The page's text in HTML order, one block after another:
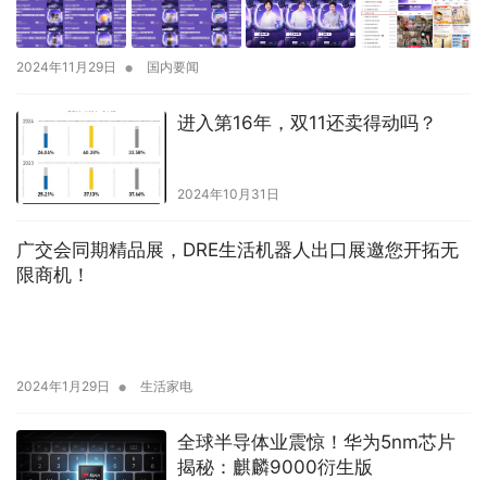
2024年11月29日 • 国内要闻
进入第16年，双11还卖得动吗？
2024年10月31日
广交会同期精品展，DRE生活机器人出口展邀您开拓无
限商机！
2024年1月29日 • 生活家电
全球半导体业震惊！华为5nm芯片
揭秘：麒麟9000衍生版